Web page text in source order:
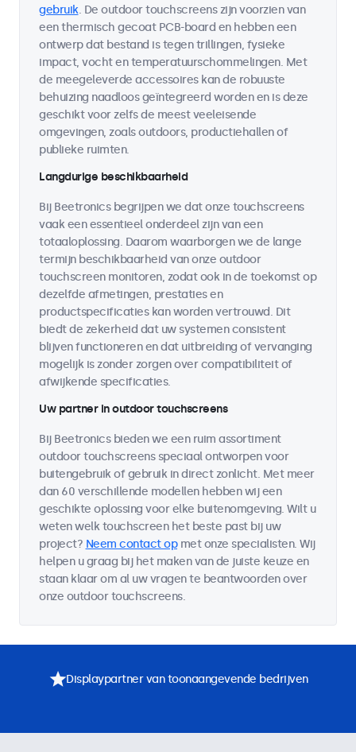
gebruik. De outdoor touchscreens zijn voorzien van
een thermisch gecoat PCB-board en hebben een
ontwerp dat bestand is tegen trillingen, fysieke
impact, vocht en temperatuurschommelingen. Met
de meegeleverde accessoires kan de robuuste
behuizing naadloos geïntegreerd worden en is deze
geschikt voor zelfs de meest veeleisende
omgevingen, zoals outdoors, productiehallen of
publieke ruimten.
Langdurige beschikbaarheid
Bij Beetronics begrijpen we dat onze touchscreens
vaak een essentieel onderdeel zijn van een
totaaloplossing. Daarom waarborgen we de lange
termijn beschikbaarheid van onze outdoor
touchscreen monitoren, zodat ook in de toekomst op
dezelfde afmetingen, prestaties en
productspecificaties kan worden vertrouwd. Dit
biedt de zekerheid dat uw systemen consistent
blijven functioneren en dat uitbreiding of vervanging
mogelijk is zonder zorgen over compatibiliteit of
afwijkende specificaties.
Uw partner in outdoor touchscreens
Bij Beetronics bieden we een ruim assortiment
outdoor touchscreens speciaal ontworpen voor
buitengebruik of gebruik in direct zonlicht. Met meer
dan 60 verschillende modellen hebben wij een
geschikte oplossing voor elke buitenomgeving. Wilt u
weten welk touchscreen het beste past bij uw
project? Neem contact opmet onze specialisten. Wij
helpen u graag bij het maken van de juiste keuze en
staan klaar om al uw vragen te beantwoorden over
onze outdoor touchscreens.
Displaypartner van toonaangevende bedrijven